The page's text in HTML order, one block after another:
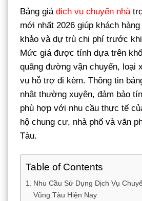
Bảng giá dịch vụ chuyển nhà
mới nhất 2026 giúp khách
khảo và dự trù chi phí trước
Mức giá được tính dựa trên
quãng đường vận chuyển, loại
vụ hỗ trợ đi kèm. Thông tin
nhật thường xuyên, đảm bảo
phù hợp với nhu cầu thực tế
hộ chung cư, nhà phố và văn
Tàu.
Table of Contents
Nhu Cầu Sử Dụng Dịch Vụ
Vũng Tàu Hiện Nay